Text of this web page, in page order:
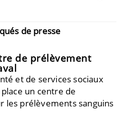
de presse
de prélèvement
et de services sociaux
un centre de
les prélèvements sanguins